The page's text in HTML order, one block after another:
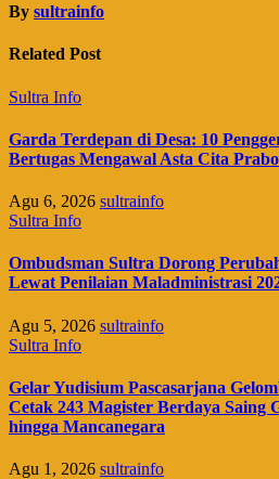
By sultrainfo
Related Post
Sultra Info
Garda Terdepan di Desa: 10
Bertugas Mengawal Asta Cita
Agu 6, 2026 sultrainfo
Sultra Info
Ombudsman Sultra Dorong
Lewat Penilaian Maladministrasi
Agu 5, 2026 sultrainfo
Sultra Info
Gelar Yudisium Pascasarjana
Cetak 243 Magister Berdaya Saing
hingga Mancanegara
Agu 1, 2026 sultrainfo